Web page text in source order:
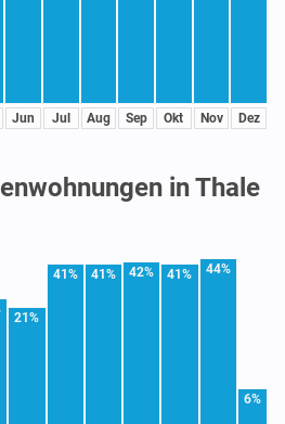
Jun Jul Aug Sep Okt Nov Dez
in Thale
21%
41% 41% 42% 41% 44%
6%